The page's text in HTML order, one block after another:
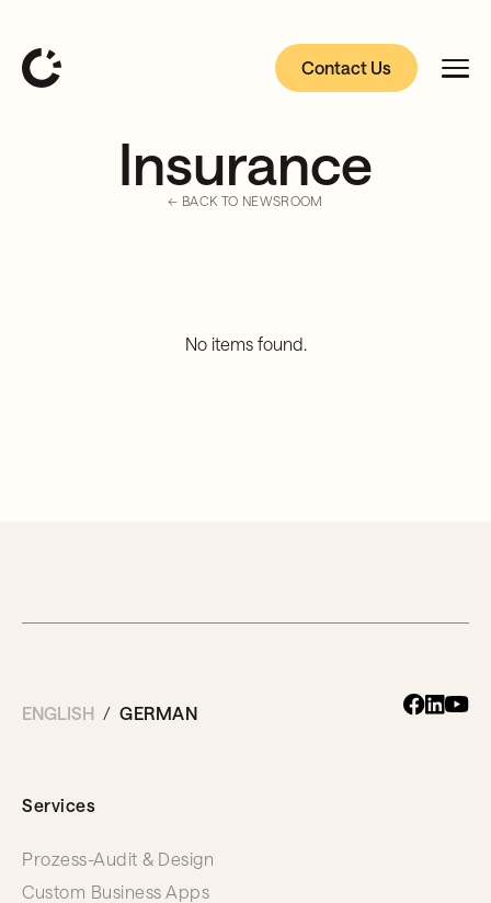
Contact Us
Insurance
← BACK TO NEWSROOM
No items found.
ENGLISH GERMAN
Services
Prozess-Audit & Design
Custom Business Apps